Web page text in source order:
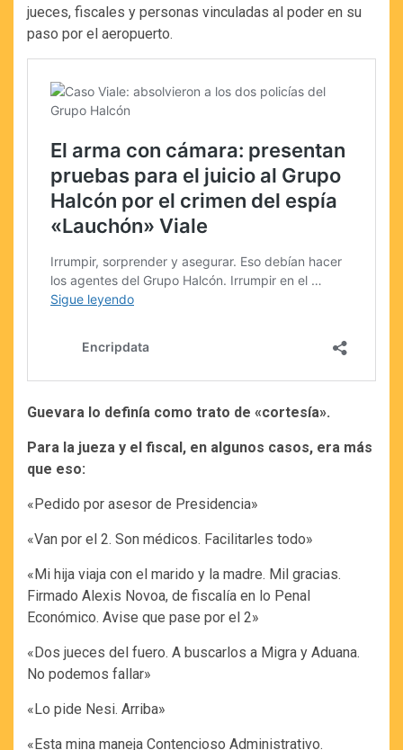
jueces, fiscales y personas vinculadas al poder en su
paso por el aeropuerto.
Guevara lo definía como trato de «cortesía».
Para la jueza y el fiscal, en algunos casos, era más
que eso:
«Pedido por asesor de Presidencia»
«Van por el 2. Son médicos. Facilitarles todo»
«Mi hija viaja con el marido y la madre. Mil gracias.
Firmado Alexis Novoa, de fiscalía en lo Penal
Económico. Avise que pase por el 2»
«Dos jueces del fuero. A buscarlos a Migra y Aduana.
No podemos fallar»
«Lo pide Nesi. Arriba»
«Esta mina maneja Contencioso Administrativo.